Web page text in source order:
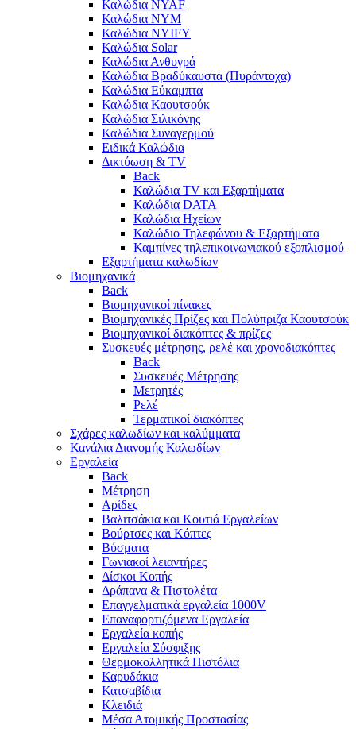
Καλώδια NYAF
Καλώδια NYΜ
Καλώδια ΝΥΙFY
Καλώδια Solar
Καλώδια Ανθυγρά
Καλώδια Βραδύκαυστα (Πυράντοχα)
Καλώδια Εύκαμπτα
Καλώδια Καουτσούκ
Καλώδια Σιλικόνης
Καλώδια Συναγερμού
Ειδικά Καλώδια
Δικτύωση & TV
Back
Καλώδια TV και Εξαρτήματα
Καλώδια DATA
Καλώδια Ηχείων
Καλώδιο Τηλεφώνου & Εξαρτήματα
Καμπίνες τηλεπικοινωνιακού εξοπλισμού
Eξαρτήματα καλωδίων
Βιομηχανικά
Back
Βιομηχανικοί πίνακες
Βιομηχανικές Πρίζες και Πολύπριζα Καουτσούκ
Βιομηχανικοί διακόπτες & πρίζες
Συσκευές μέτρησης, ρελέ και χρονοδιακόπτες
Back
Συσκευές Μέτρησης
Μετρητές
Ρελέ
Τερματικοί διακόπτες
Σχάρες καλωδίων και καλύμματα
Κανάλια Διανομής Καλωδίων
Εργαλεία
Back
Μέτρηση
Αρίδες
Βαλιτσάκια και Κουτιά Εργαλείων
Βούρτσες και Κόπτες
Βύσματα
Γωνιακοί λειαντήρες
Δίσκοι Κοπής
Δράπανα & Πιστολέτα
Επαγγελματικά εργαλεία 1000V
Επαναφορτιζόμενα Εργαλεία
Εργαλεία κοπής
Εργαλεία Σύσφιξης
Θερμοκολλητικά Πιστόλια
Καρυδάκια
Κατσαβίδια
Κλειδιά
Μέσα Ατομικής Προστασίας